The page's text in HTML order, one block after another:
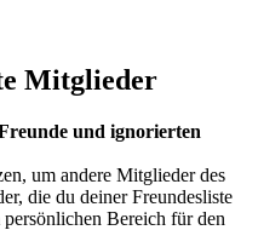
Mitglieder
und ignorierten
um andere Mitglieder des
die du deiner Freundesliste
Bereich für den